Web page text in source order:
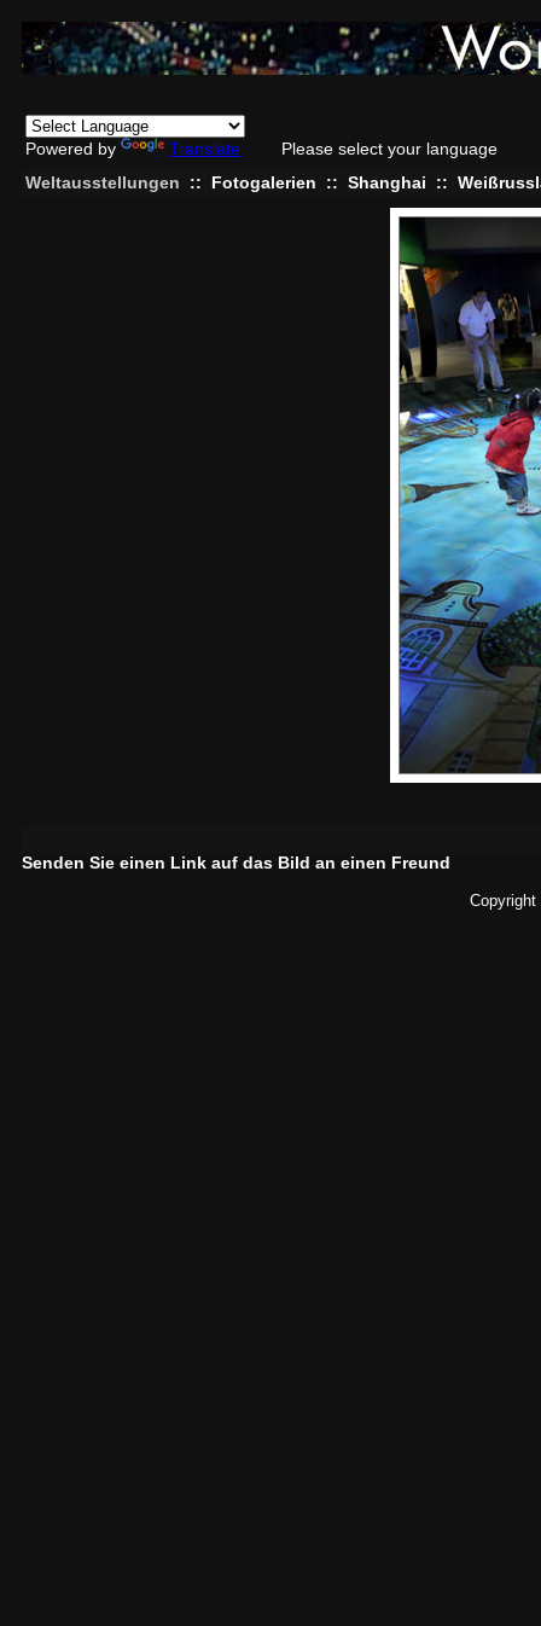
Powered by Translate
Please select your language
Weltausstellungen
:: Fotogalerien :: Shanghai ::
Senden Sie einen Link auf das Bild an einen Freund